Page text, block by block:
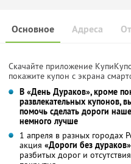
Основное Адреса
Скачайте приложение
покажите купон с экрана
В «День Дураков», кроме
развлекательных купонов,
помочь сделать дороги
немного лучше
1 апреля в разных городах
акция «Дороги без дураков»
разбитых дорог и